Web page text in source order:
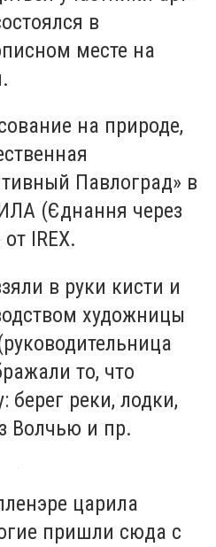
в
месте на
на природе,
Павлоград» в
(Єднання через
от IREX.
в руки кисти и
художницы
то, что
берег реки, лодки,
Волчью и пр.
царила
пришли сюда с